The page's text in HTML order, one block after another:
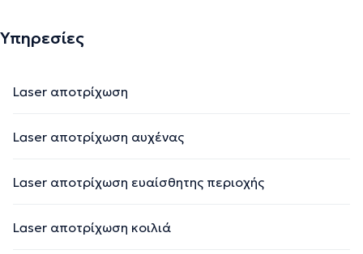
Υπηρεσίες
Laser αποτρίχωση
Laser αποτρίχωση αυχένας
Laser αποτρίχωση ευαίσθητης περιοχής
Laser αποτρίχωση κοιλιά